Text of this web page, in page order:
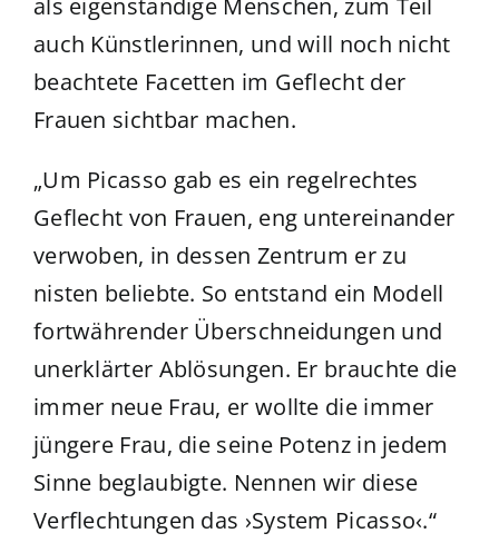
auch Künstlerinnen, und will noch nicht
beachtete Facetten im Geflecht der
Frauen sichtbar machen.
„Um Picasso gab es ein regelrechtes
Geflecht von Frauen, eng untereinander
verwoben, in dessen Zentrum er zu
nisten beliebte. So entstand ein Modell
fortwährender Überschneidungen und
unerklärter Ablösungen. Er brauchte die
immer neue Frau, er wollte die immer
jüngere Frau, die seine Potenz in jedem
Sinne beglaubigte. Nennen wir diese
Verflechtungen das ›System Picasso‹.“